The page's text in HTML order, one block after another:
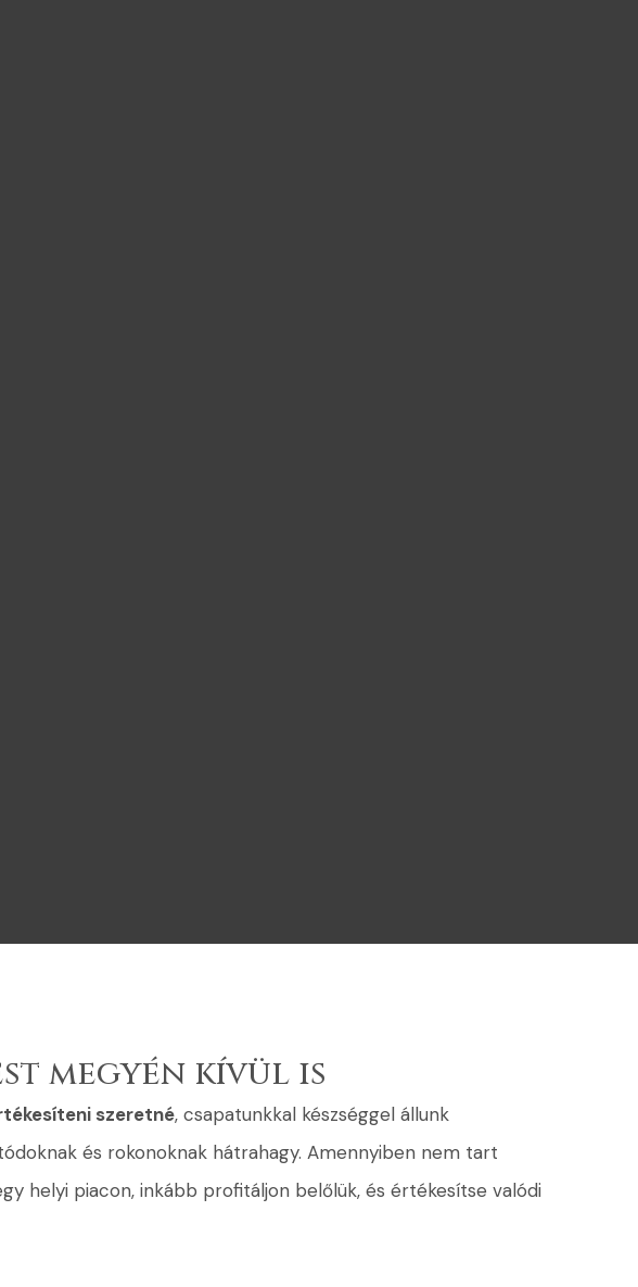
megyén kívül is
szeretné, csapatunkkal készséggel állunk
és rokonoknak hátrahagy. Amennyiben nem tart
helyi piacon, inkább profitáljon belőlük, és értékesítse valódi